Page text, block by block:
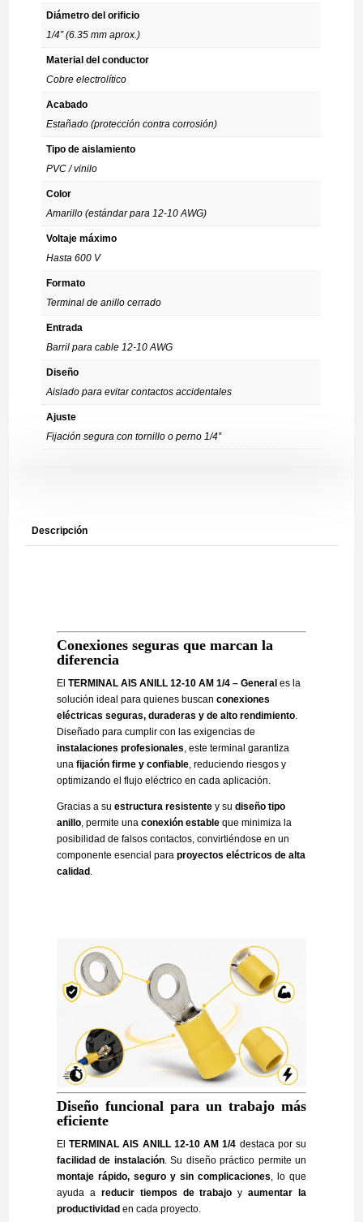
Diámetro del orificio
1/4” (6.35 mm aprox.)
Material del conductor
Cobre electrolítico
Acabado
Estañado (protección contra corrosión)
Tipo de aislamiento
PVC / vinilo
Color
Amarillo (estándar para 12-10 AWG)
Voltaje máximo
Hasta 600 V
Formato
Terminal de anillo cerrado
Entrada
Barril para cable 12-10 AWG
Diseño
Aislado para evitar contactos accidentales
Ajuste
Fijación segura con tornillo o perno 1/4”
Descripción
Conexiones seguras que marcan la
diferencia
El TERMINAL AIS ANILL 12-10 AM 1/4 – General es la
solución ideal para quienes buscan conexiones
eléctricas seguras, duraderas y de alto rendimiento.
Diseñado para cumplir con las exigencias de
instalaciones profesionales, este terminal garantiza
una fijación firme y confiable, reduciendo riesgos y
optimizando el flujo eléctrico en cada aplicación.
Gracias a su estructura resistentey su diseño tipo
anillo, permite una conexión estableque minimiza la
posibilidad de falsos contactos, convirtiéndose en un
componente esencial para proyectos eléctricos de alta
calidad .
Diseño funcional para un trabajo más
eficiente
ElTERMINAL AIS ANILL 12-10 AM 1/4 destaca por su
facilidad de instalación. Su diseño práctico permite un
montaje rápido, seguro y sin complicaciones, lo que
ayuda a reducir tiempos de trabajo yaumentar la
productividad en cada proyecto.